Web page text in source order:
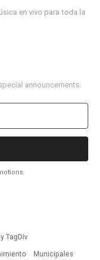
en vivo para toda la
announcements.
TagDiv
Municipales